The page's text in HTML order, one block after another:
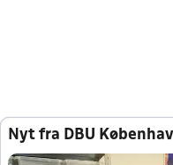
Nyt fra DBU